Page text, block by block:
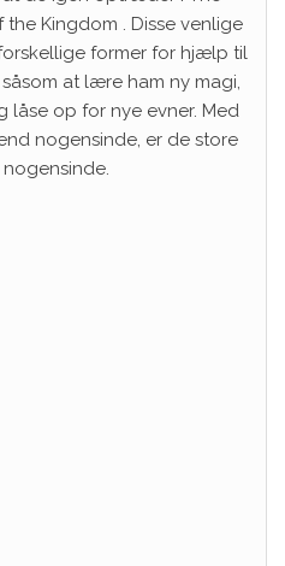
Kingdom . Disse venlige
former for hjælp til
at lære ham ny magi,
låse op for nye evner. Med
nogensinde, er de store